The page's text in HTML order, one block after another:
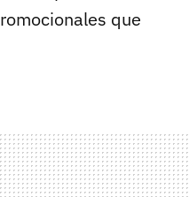
que